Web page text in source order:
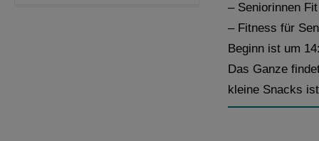
– Seniorinnen Fit
– Fitness für
Beginn ist um
Das Ganze
kleine Snacks